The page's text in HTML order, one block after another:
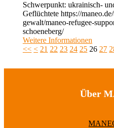
Schwerpunkt: ukrainisch-
Geflüchtete https://
gewalt/maneo-refugee-
schoeneberg/
Weitere Informationen
<< < 21 22 23 24 25 26 27
Über